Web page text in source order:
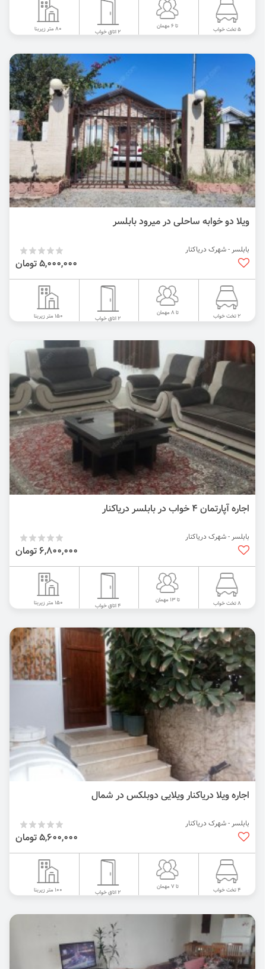
5 تخت خواب تا 6 مهمان
2 اتاق خواب 80 متر زیربنا
ویلا دو خوابه ساحلی در میرود بابلسر
بابلسر - شهرک دریاکنار
5,000,000 تومان
2 تخت خواب تا 8 مهمان
2 اتاق خواب 150 متر زیربنا
اجاره آپارتمان ۴ خواب در بابلسر دریاکنار
بابلسر - شهرک دریاکنار
6,800,000 تومان
8 تخت خواب تا 13 مهمان
4 اتاق خواب 150 متر زیربنا
اجاره ویلا دریاکنار ویلایی دوبلکس در شمال
بابلسر - شهرک دریاکنار
5,600,000 تومان
4 تخت خواب تا 7 مهمان
2 اتاق خواب 100 متر زیربنا